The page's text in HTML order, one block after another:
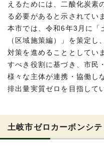
えるためには、二酸化炭素
る必要があると示されてい
本市では、令和6年3月に「
（区域施策編）」を策定し
対策を進めることとしてい
すべき役割に基づき、市民
様々な主体が連携・協働し
排出量実質ゼロを目指して
土岐市ゼロカーボンシ